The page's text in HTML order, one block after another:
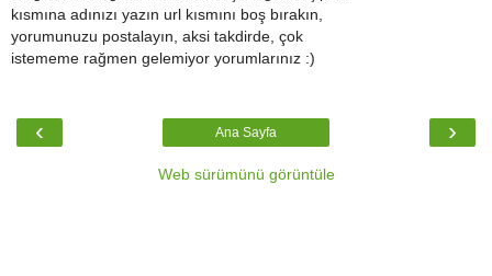
kısmına adınızı yazın url kısmını boş bırakın,
yorumunuzu postalayın, aksi takdirde, çok
istememe rağmen gelemiyor yorumlarınız :)
‹ ›
Ana Sayfa
Web sürümünü görüntüle